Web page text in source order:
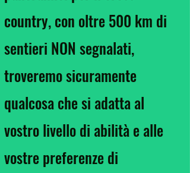
country, con oltre 500 km di
sentieri NON segnalati,
troveremo sicuramente
qualcosa che si adatta al
vostro livello di abilità e alle
vostre preferenze di